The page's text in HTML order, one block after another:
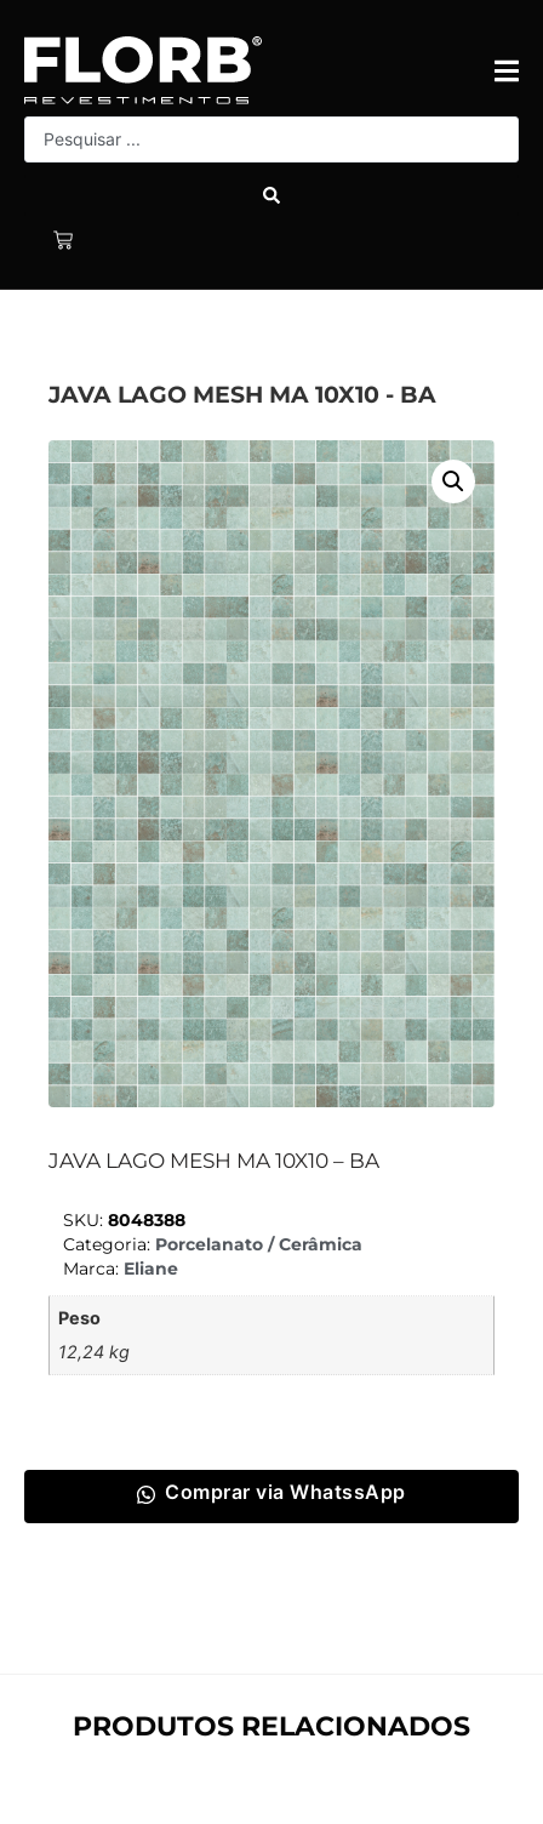
JAVA LAGO MESH MA 10X10 - BA
JAVA LAGO MESH MA 10X10 – BA
SKU: 8048388
Categoria: Porcelanato / Cerâmica
Marca: Eliane
Peso
12,24 kg
Comprar via WhatssApp
PRODUTOS RELACIONADOS